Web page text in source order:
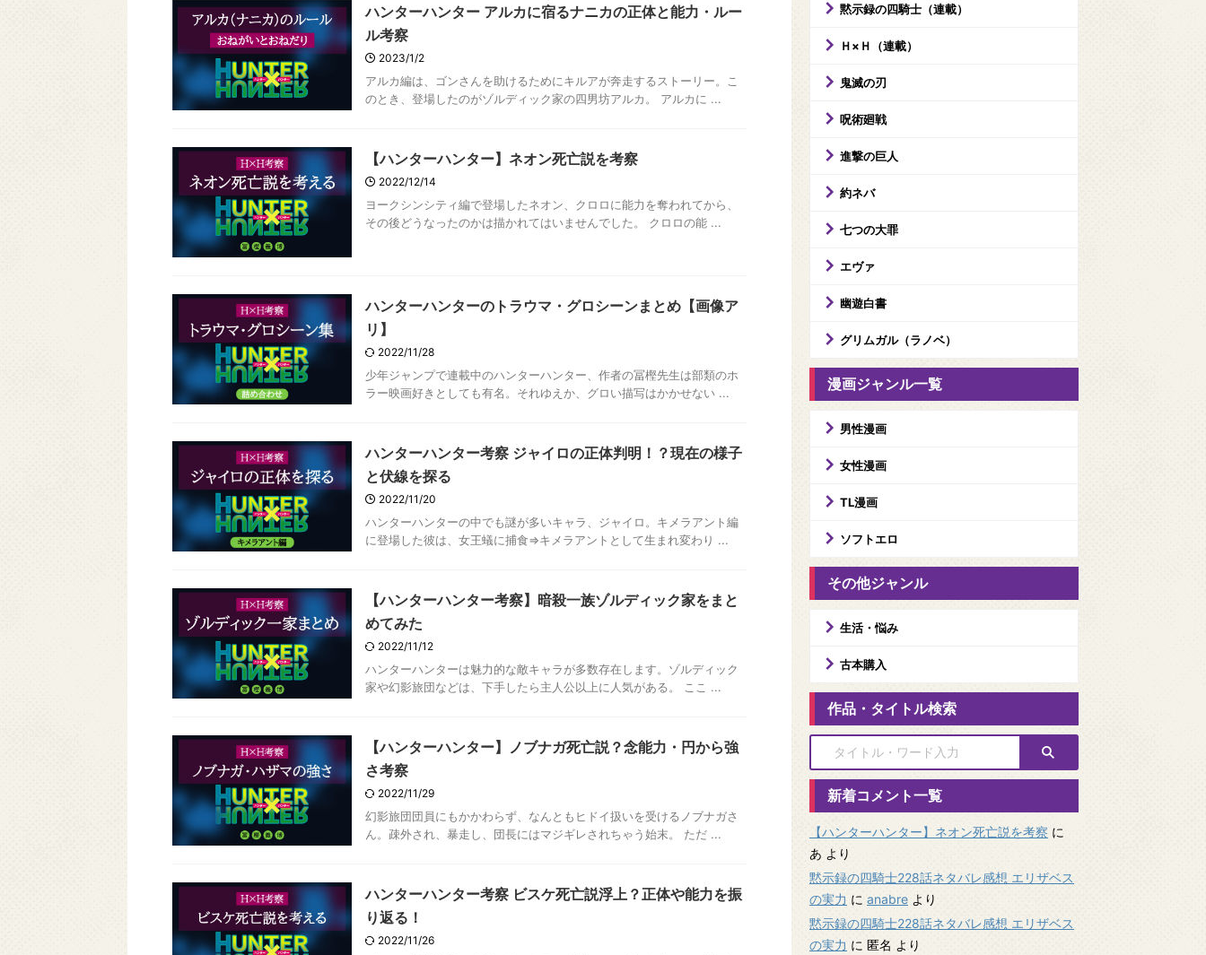
ハンターハンター アルカに宿るナニカの正体と能力・ルー
ル考察
2023/1/2
アルカ編は、ゴンさんを助けるためにキルアが奔走するストーリー。こ
のとき、登場したのがゾルディック家の四男坊アルカ。 アルカに ...
【ハンターハンター】ネオン死亡説を考察
2022/12/14
ヨークシンシティ編で登場したネオン、クロロに能力を奪われてから、
その後どうなったのかは描かれてはいませんでした。 クロロの能 ...
ハンターハンターのトラウマ・グロシーンまとめ【画像ア
リ】
2022/11/28
少年ジャンプで連載中のハンターハンター、作者の冨樫先生は部類のホ
ラー映画好きとしても有名。それゆえか、グロい描写はかかせない ...
ハンターハンター考察 ジャイロの正体判明！？現在の様子
と伏線を探る
2022/11/20
ハンターハンターの中でも謎が多いキャラ、ジャイロ。キメラアント編
に登場した彼は、女王蟻に捕食⇒キメラアントとして生まれ変わり ...
【ハンターハンター考察】暗殺一族ゾルディック家をまと
めてみた
2022/11/12
ハンターハンターは魅力的な敵キャラが多数存在します。ゾルディック
家や幻影旅団などは、下手したら主人公以上に人気がある。 ここ ...
【ハンターハンター】ノブナガ死亡説？念能力・円から強
さ考察
2022/11/29
幻影旅団団員にもかかわらず、なんともヒドイ扱いを受けるノブナガさ
ん。疎外され、暴走し、団長にはマジギレされちゃう始末。 ただ ...
ハンターハンター考察 ビスケ死亡説浮上？正体や能力を振
り返る！
2022/11/26
黙示録の四騎士（連載）
Ｈ×Ｈ（連載）
鬼滅の刃
呪術廻戦
進撃の巨人
約ネバ
七つの大罪
エヴァ
幽遊白書
グリムガル（ラノベ）
漫画ジャンル一覧
男性漫画
女性漫画
TL漫画
ソフトエロ
その他ジャンル
生活・悩み
古本購入
作品・タイトル検索
新着コメント一覧
【ハンターハンター】ネオン死亡説を考察 に
あ より
黙示録の四騎士228話ネタバレ感想 エリザベス
の実力 に anabre より
黙示録の四騎士228話ネタバレ感想 エリザベス
の実力 に 匿名 より